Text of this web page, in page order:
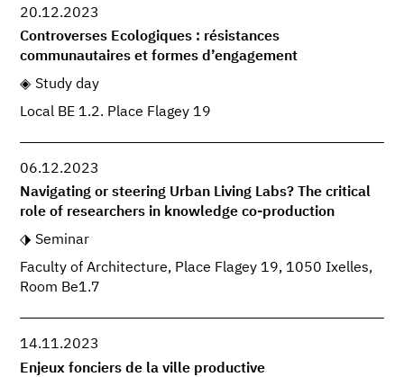
20.12.2023
Controverses Ecologiques : résistances
communautaires et formes d’engagement
Study day
Local BE 1.2. Place Flagey 19
06.12.2023
Navigating or steering Urban Living Labs? The critical
role of researchers in knowledge co-production
Seminar
Faculty of Architecture, Place Flagey 19, 1050 Ixelles,
Room Be1.7
14.11.2023
Enjeux fonciers de la ville productive